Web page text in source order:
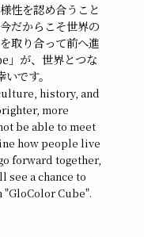
性を認め合うこと
だからこそ世界の
取り合って前へ進
」が、世界とつな
です。
history, and
more
be able to meet
how people live
forward together,
see a chance to
Cube".